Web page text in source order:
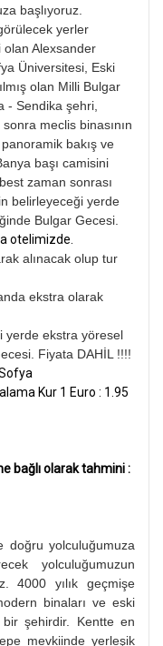
başlıyoruz.
yerler
olan Alexsander
Üniversitesi, Eski
olan Milli Bulgar
- Sendika şehri,
meclis binasının
bakış ve
başı camisini
zaman sonrası
belirleyeceği yerde
Bulgar Gecesi.
otelimizde.
alınacak olup tur
ekstra olarak
yerde ekstra yöresel
Fiyata DAHİL !!!!
Kur 1 Euro : 1.95
bağlı olarak tahmini :
doğru yolculuğumuza
yolculuğumuzun
4000 yılık geçmişe
binaları ve eski
şehirdir. Kentte en
mevkiinde yerleşik